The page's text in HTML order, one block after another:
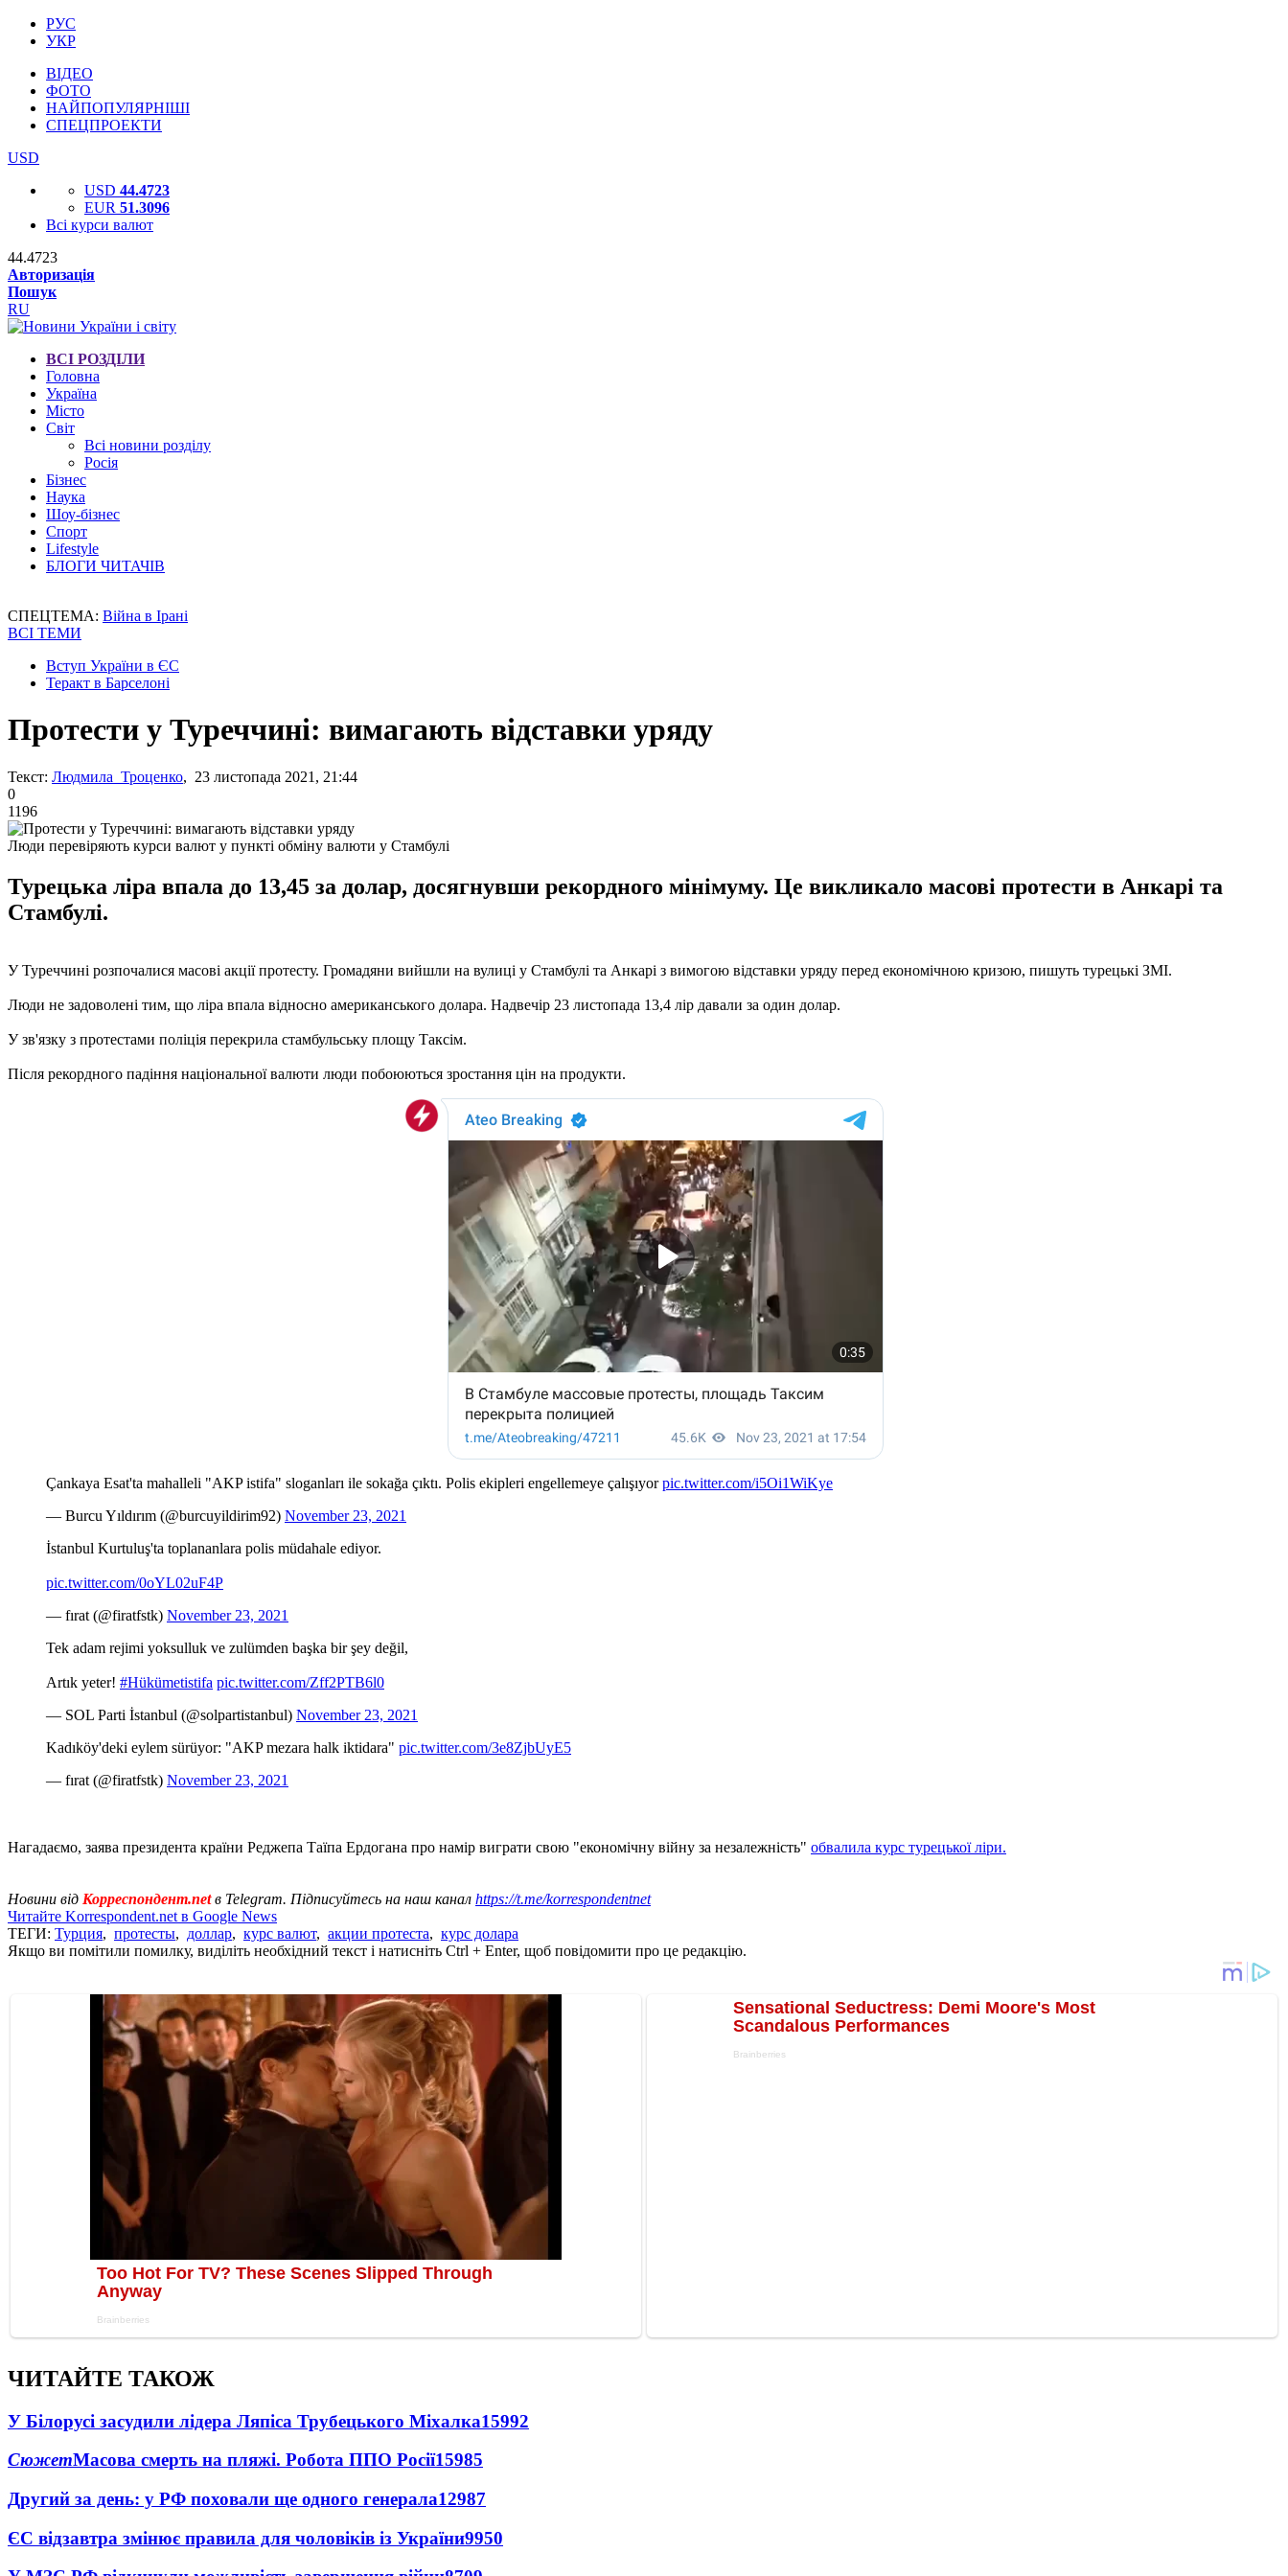
РУС
УКР
ВІДЕО
ФОТО
НАЙПОПУЛЯРНІШІ
СПЕЦПРОЕКТИ
USD
USD 44.4723
EUR 51.3096
Всі курси валют
44.4723
Авторизація
Пошук
RU
ВСІ РОЗДІЛИ
Головна
Україна
Місто
Світ
Всі новини розділу
Росія
Бізнес
Наука
Шоу-бізнес
Спорт
Lifestyle
БЛОГИ ЧИТАЧІВ
СПЕЦТЕМА: Війна в Ірані
ВСІ ТЕМИ
Вступ України в ЄС
Теракт в Барселоні
Протести у Туреччині: вимагають відставки уряду
Текст: Людмила Троценко, 23 листопада 2021, 21:44
0
1196
Люди перевіряють курси валют у пункті обміну валюти у Стамбулі
Турецька ліра впала до 13,45 за долар, досягнувши рекордного мінімуму. Це викликало масові протести в Анкарі та
Стамбулі.
У Туреччині розпочалися масові акції протесту. Громадяни вийшли на вулиці у Стамбулі та Анкарі з вимогою відставки уряду перед економічною кризою, пишуть турецькі ЗМІ.
Люди не задоволені тим, що ліра впала відносно американського долара. Надвечір 23 листопада 13,4 лір давали за один долар.
У зв'язку з протестами поліція перекрила стамбульську площу Таксім.
Після рекордного падіння національної валюти люди побоюються зростання цін на продукти.
Çankaya Esat'ta mahalleli "AKP istifa" sloganları ile sokağa çıktı. Polis ekipleri engellemeye çalışıyorpic.twitter.com/i5Oi1WiKye
— Burcu Yıldırım (@burcuyildirim92) November 23, 2021
İstanbul Kurtuluş'ta toplananlara polis müdahale ediyor.
pic.twitter.com/0oYL02uF4P
— fırat (@firatfstk) November 23, 2021
Tek adam rejimi yoksulluk ve zulümden başka bir şey değil,
Artık yeter! #Hükümetistifa pic.twitter.com/Zff2PTB6l0
— SOL Parti İstanbul (@solpartistanbul) November 23, 2021
Kadıköy'deki eylem sürüyor: "AKP mezara halk iktidara" pic.twitter.com/3e8ZjbUyE5
— fırat (@firatfstk) November 23, 2021
Нагадаємо, заява президента країни Реджепа Таїпа Ердогана про намір виграти свою "економічну війну за незалежність" обвалила курс турецької ліри.
Новини від Корреспондент.netв Telegram. Підписуйтесь на наш канал https://t.me/korrespondentnet
Читайте Korrespondent.net в Google News
ТЕГИ: Турция, протесты, доллар, курс валют, акции протеста, курс долара
Якщо ви помітили помилку, виділіть необхідний текст і натисніть Ctrl + Enter, щоб повідомити про це редакцію.
ЧИТАЙТЕ ТАКОЖ
У Білорусі засудили лідера Ляпіса Трубецького Міхалка15992
СюжетМасова смерть на пляжі. Робота ППО Росії15985
Другий за день: у РФ поховали ще одного генерала12987
ЄС відзавтра змінює правила для чоловіків із України9950